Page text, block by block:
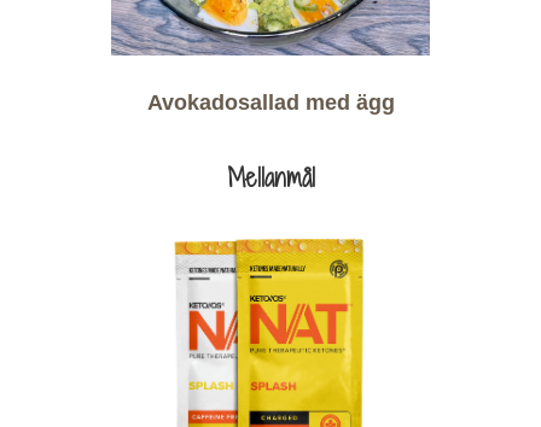
Avokadosallad med ägg
Mellanmål